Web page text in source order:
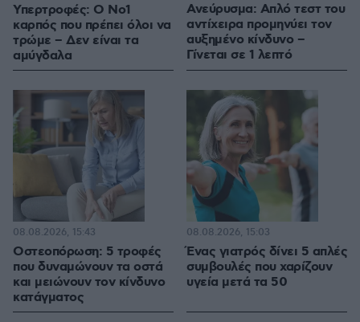
Υπερτροφές: Ο Νο1
καρπός που πρέπει όλοι να
τρώμε – Δεν είναι τα
αμύγδαλα
Ανεύρυσμα: Απλό τεστ του
αντίχειρα προμηνύει τον
αυξημένο κίνδυνο –
Γίνεται σε 1 λεπτό
Οστεοπόρωση: 5 τροφές
που δυναμώνουν τα οστά
και μειώνουν τον κίνδυνο
κατάγματος
08.08.2026, 15:43
Ένας γιατρός δίνει 5 απλές
συμβουλές που χαρίζουν
υγεία μετά τα 50
08.08.2026, 15:03